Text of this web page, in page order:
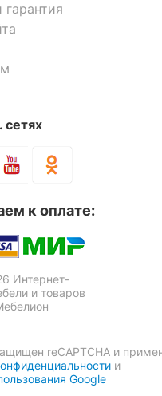
гарантия
к оплате:
Интернет-
и товаров
reCAPTCHA и
и
Google